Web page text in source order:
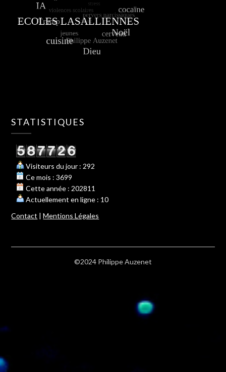
STATISTIQUES
Visiteurs du jour : 292
Ce mois : 3699
Cette année : 202811
Actuellement en ligne : 10
Contact |Mentions Légales
©2024 Philippe Auzenet